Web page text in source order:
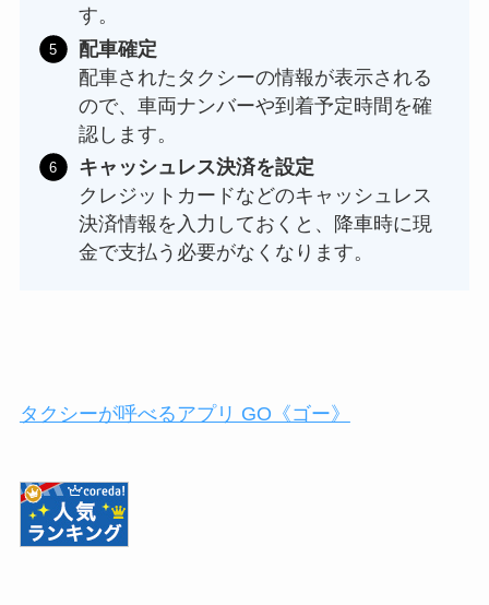
す。
配車確定
配車されたタクシーの情報が表示される
ので、車両ナンバーや到着予定時間を確
認します。
キャッシュレス決済を設定
クレジットカードなどのキャッシュレス
決済情報を入力しておくと、降車時に現
金で支払う必要がなくなります。
タクシーが呼べるアプリ GO《ゴー》